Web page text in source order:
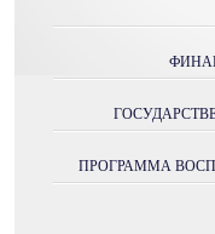
ПРОГРАММА